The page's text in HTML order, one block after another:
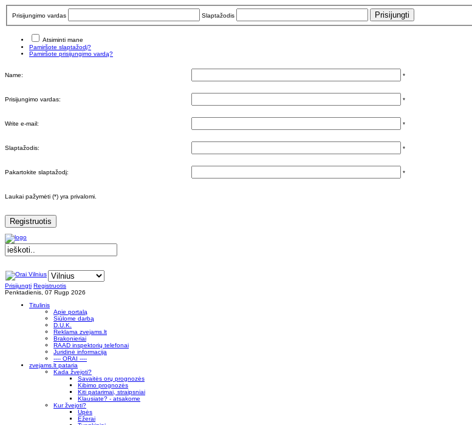
Prisijungimo vardas Slaptažodis
Atsiminti mane
Pamiršote slaptažodį?
Pamiršote prisijungimo vardą?
Name: *
Prisijungimo vardas: *
Write e-mail: *
Slaptažodis: *
Pakartokite slaptažodį: *
Laukai pažymėti (*) yra privalomi.
Registruotis
Prisijungti Registruotis
Penktadienis, 07 Rugp 2026
Titulinis
Apie portalą
Siūlome darbą
D.U.K.
Reklama zvejams.lt
Brakonieriai
RAAD inspektorių telefonai
Juridinė informacija
---- ORAI ----
zvejams.lt pataria
Kada žvejoti?
Savaitės orų prognozės
Kibimo prognozės
Kiti patarimai, straipsniai
Klausiate? - atsakome
Kur žvejoti?
Upės
Ežerai